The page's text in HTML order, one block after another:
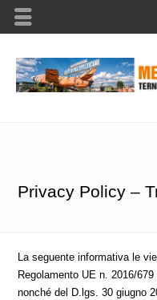
Privacy Policy –
La seguente informativa le
Regolamento UE n. 2016/679
nonché del D.lgs. 30 giugno